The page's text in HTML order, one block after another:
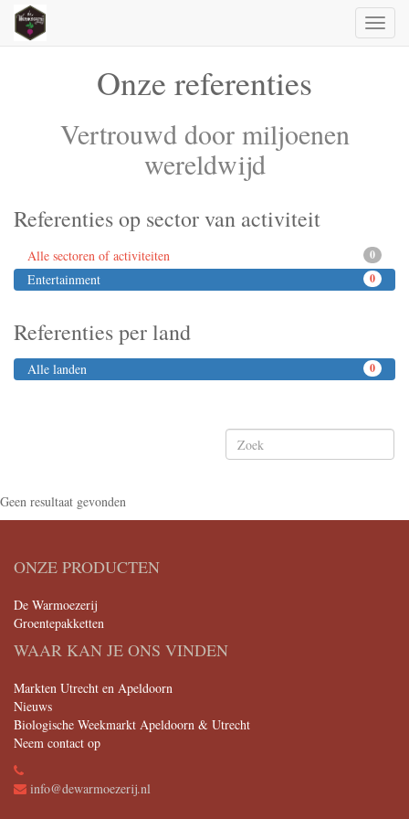
Toggle
Onze referenties
Vertrouwd door miljoenen
wereldwijd
Referenties op sector van activiteit
0
Alle sectoren of activiteiten
0
Entertainment
Referenties per land
0
Alle landen
Geen resultaat gevonden
ONZE PRODUCTEN
De Warmoezerij
Groentepakketten
WAAR KAN JE ONS VINDEN
Markten Utrecht en Apeldoorn
Nieuws
Biologische Weekmarkt Apeldoorn & Utrecht
Neem contact op
info@dewarmoezerij.nl